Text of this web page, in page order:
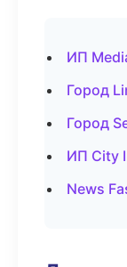
ИП
Город
Город
ИП City
News